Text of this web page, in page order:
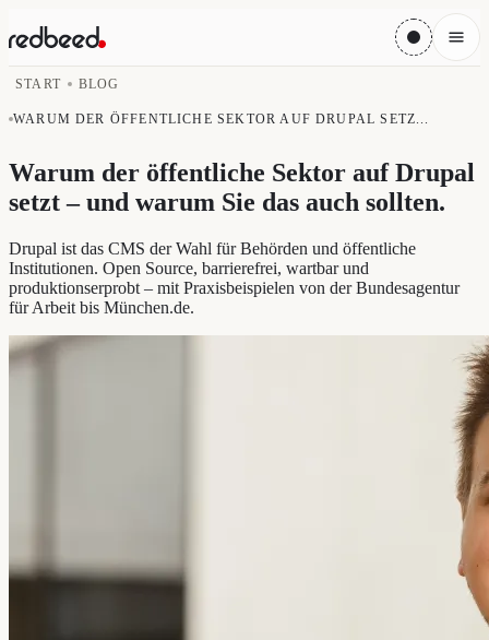
START BLOG
WARUM DER ÖFFENTLICHE SEKTOR AUF DRUPAL SETZ...
Warum der öffentliche Sektor auf Drupal
setzt – und warum Sie das auch sollten.
Drupal ist das CMS der Wahl für Behörden und öffentliche
Institutionen. Open Source, barrierefrei, wartbar und
produktionserprobt – mit Praxisbeispielen von der Bundesagentur
für Arbeit bis München.de.